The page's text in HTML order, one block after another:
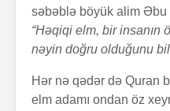
səbəblə böyük alim
“Həqiqi elm, bir insanın
nəyin doğru olduğunu
Hər nə qədər də Quran
elm adamı ondan öz